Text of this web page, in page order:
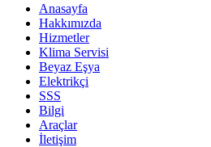
Anasayfa
Hakkımızda
Hizmetler
Klima Servisi
Beyaz Eşya
Elektrikçi
SSS
Bilgi
Araçlar
İletişim